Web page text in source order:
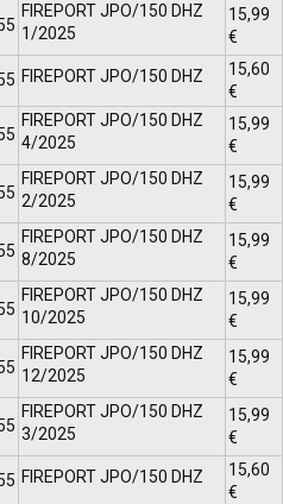
FIREPORT JPO/150 DHZ
1/2025
15,99
€
FIREPORT JPO/150 DHZ
15,60
€
FIREPORT JPO/150 DHZ
4/2025
15,99
€
FIREPORT JPO/150 DHZ
2/2025
15,99
€
FIREPORT JPO/150 DHZ
8/2025
15,99
€
FIREPORT JPO/150 DHZ
10/2025
15,99
€
FIREPORT JPO/150 DHZ
12/2025
15,99
€
FIREPORT JPO/150 DHZ
3/2025
15,99
€
FIREPORT JPO/150 DHZ
15,60
€